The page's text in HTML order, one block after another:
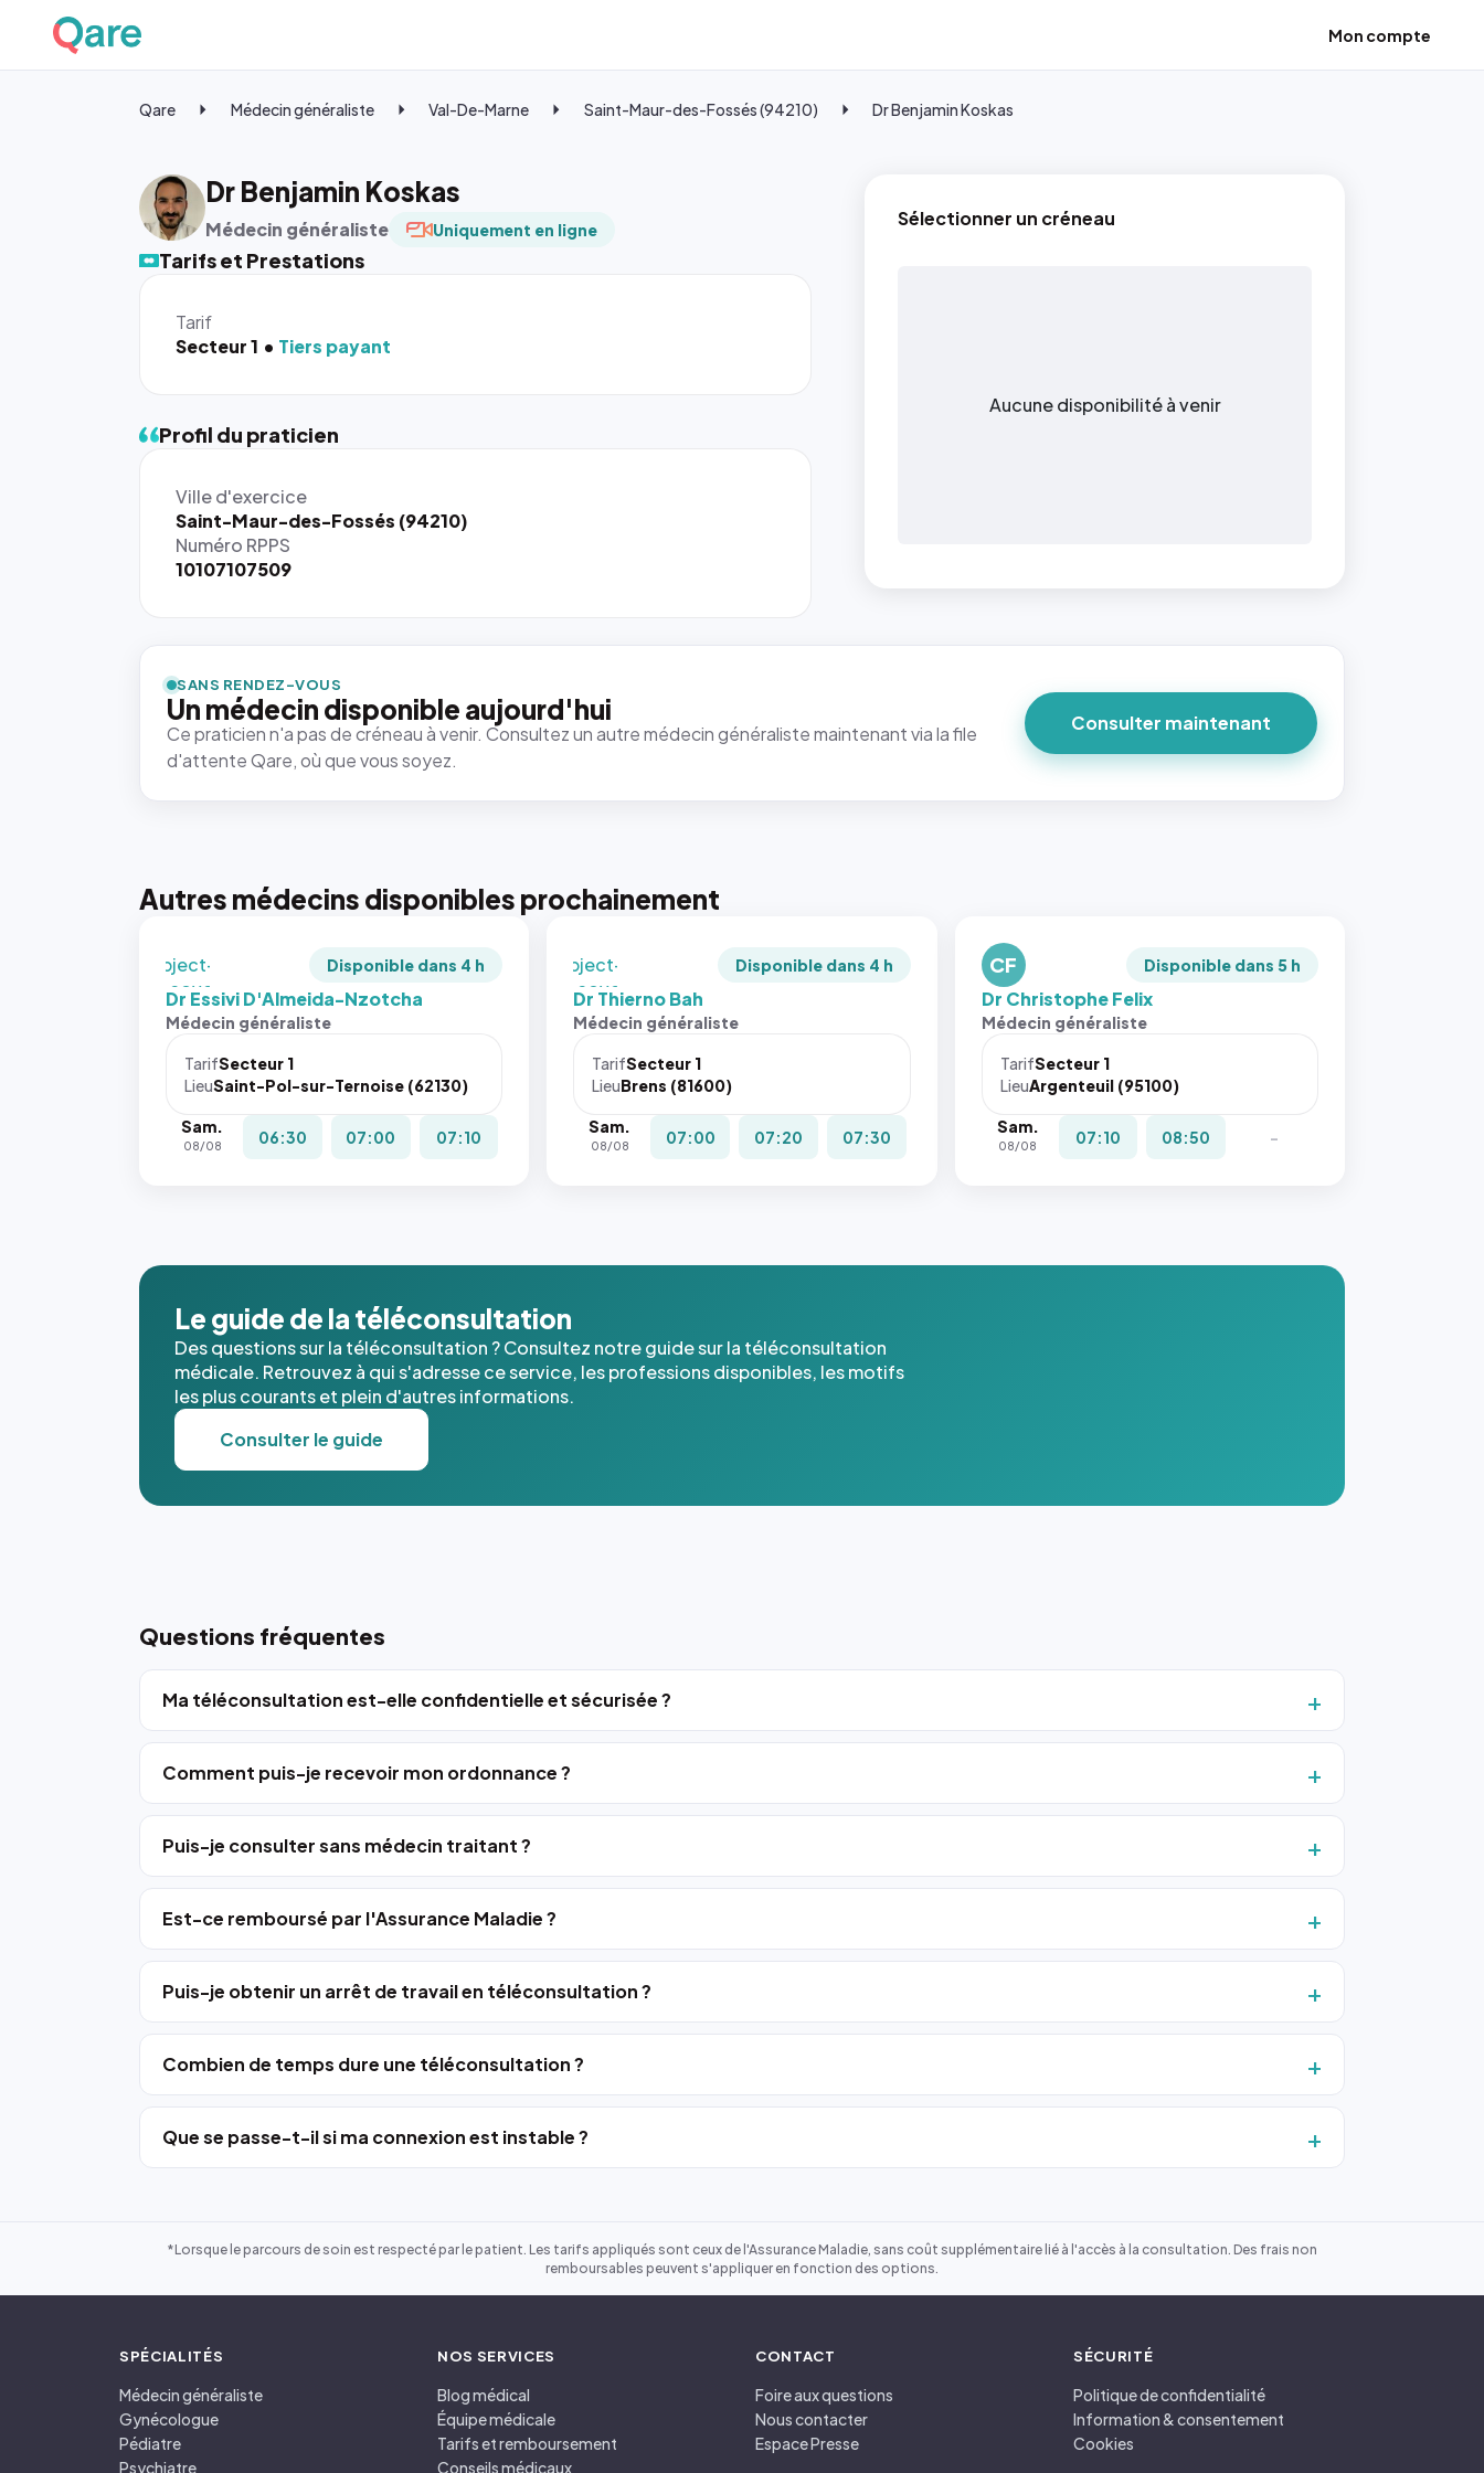
Mon compte
Qare Médecin généraliste Val-De-Marne Saint-Maur-des-Fossés (94210) Dr Benjamin Koskas
Dr Benjamin Koskas
Médecin généraliste Uniquement en ligne
Tarifs et Prestations
Tarif
Secteur 1
Tiers payant
Sélectionner un créneau
Aucune disponibilité à venir
Profil du praticien
Ville d'exercice
Saint-Maur-des-Fossés (94210)
Numéro RPPS
10107107509
SANS RENDEZ-VOUS
Un médecin disponible aujourd'hui
Ce praticien n'a pas de créneau à venir. Consultez un autre médecin généraliste maintenant via la file
d'attente Qare, où que vous soyez.
Consulter maintenant
Autres médecins disponibles prochainement
rendue par
`.profile-
picture`,
et un
rapport 1:1
qui reste
juste à
photo est
recadrée
`object-
fit: cover`.
Sans ces
navigateur
pas la
place, et
l'annuaire
dans ce
cas. #}
Disponible dans 4 h
Dr Essivi D'Almeida-Nzotcha
Médecin généraliste
TarifSecteur 1
LieuSaint-Pol-sur-Ternoise (62130)
Sam.
08/08 06:30 07:00 07:10
rendue par
picture`,
et un
rapport 1:1
photo est
recadrée
`object-
fit: cover`.
Sans ces
navigateur
pas la
place, et
cas. #}
Disponible dans 4 h
Dr Thierno Bah
Médecin généraliste
TarifSecteur 1
LieuBrens (81600)
Sam.
08/08 07:00 07:20 07:30
CF Disponible dans 5 h
Dr Christophe Felix
Médecin généraliste
TarifSecteur 1
LieuArgenteuil (95100)
Sam.
08/08 07:10 08:50 -
Le guide de la téléconsultation
Des questions sur la téléconsultation ? Consultez notre guide sur la téléconsultation
médicale. Retrouvez à qui s'adresse ce service, les professions disponibles, les motifs
les plus courants et plein d'autres informations.
Consulter le guide
Questions fréquentes
Ma téléconsultation est-elle confidentielle et sécurisée ?
Comment puis-je recevoir mon ordonnance ?
Puis-je consulter sans médecin traitant ?
Est-ce remboursé par l'Assurance Maladie ?
Puis-je obtenir un arrêt de travail en téléconsultation ?
Combien de temps dure une téléconsultation ?
Que se passe-t-il si ma connexion est instable ?
*Lorsque le parcours de soin est respecté par le patient. Les tarifs appliqués sont ceux de l'Assurance Maladie, sans coût supplémentaire lié à l'accès à la consultation. Des frais non
remboursables peuvent s'appliquer en fonction des options.
SPÉCIALITÉS
Médecin généraliste
Gynécologue
Pédiatre
Psychiatre
NOS SERVICES
Blog médical
Équipe médicale
Tarifs et remboursement
Conseils médicaux
CONTACT
Foire aux questions
Nous contacter
Espace Presse
SÉCURITÉ
Politique de confidentialité
Information & consentement
Cookies